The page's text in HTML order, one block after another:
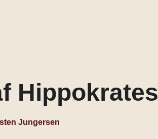
Balance og stofskifte
Hippokrates
Jungersen